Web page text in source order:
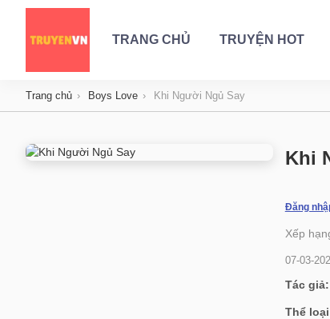
TRANG CHỦ TRUYỆN HOT
Trang chủ Boys Love Khi Người Ngủ Say
Khi
Đăng
Xếp
07-03-
Tác giả:
Thể